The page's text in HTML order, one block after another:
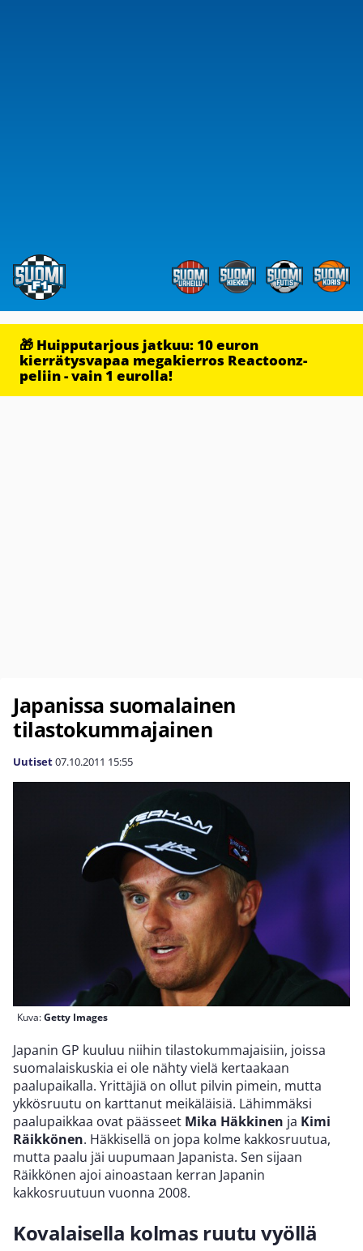
🎁 Huipputarjous jatkuu: 10 euron
kierrätysvapaa megakierros Reactoonz-
peliin - vain 1 eurolla!
Japanissa suomalainen
tilastokummajainen
Uutiset07.10.2011 15:55
Kuva:Getty Images
Japanin GP kuuluu niihin tilastokummajaisiin, joissa
suomalaiskuskia ei ole nähty vielä kertaakaan
paalupaikalla. Yrittäjiä on ollut pilvin pimein, mutta
ykkösruutu on karttanut meikäläisiä. Lähimmäksi
paalupaikkaa ovat päässeet Mika Häkkinen ja Kimi
Räikkönen. Häkkisellä on jopa kolme kakkosruutua,
mutta paalu jäi uupumaan Japanista. Sen sijaan
Räikkönen ajoi ainoastaan kerran Japanin
kakkosruutuun vuonna 2008.
Kovalaisella kolmas ruutu vyöllä